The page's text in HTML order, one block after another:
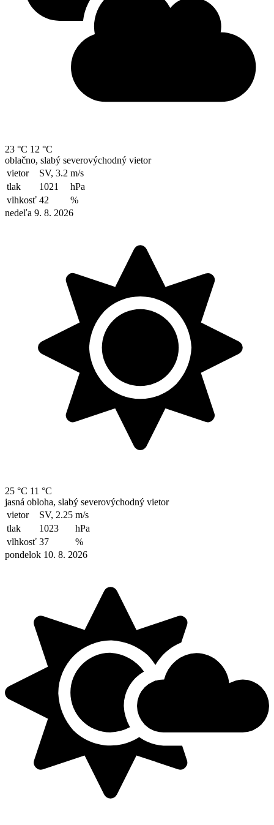
23 °C 12 °C
oblačno, slabý severovýchodný vietor
vietor
SV, 3.2 m/s
tlak
1021
hPa
vlhkosť 42
%
nedeľa 9. 8. 2026
25 °C 11 °C
jasná obloha, slabý severovýchodný vietor
vietor
SV, 2.25 m/s
tlak
1023
hPa
vlhkosť 37
%
pondelok 10. 8. 2026